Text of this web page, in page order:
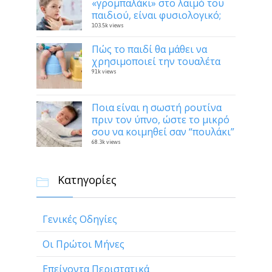
«γρομπαλάκι» στο λαιμό του
παιδιού, είναι φυσιολογικό;
103.5k views
Πώς το παιδί θα μάθει να
χρησιμοποιεί την τουαλέτα
91k views
Ποια είναι η σωστή ρουτίνα
πριν τον ύπνο, ώστε το μικρό
σου να κοιμηθεί σαν “πουλάκι”
68.3k views
 Κατηγορίες
Γενικές Οδηγίες
Οι Πρώτοι Μήνες
Επείγοντα Περιστατικά